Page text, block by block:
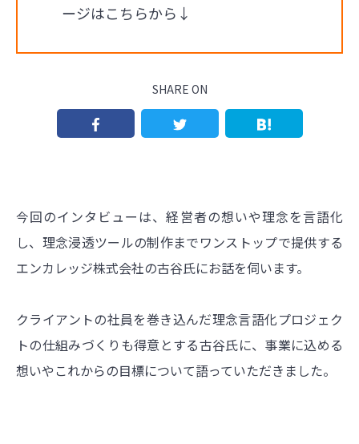
ージはこちらから↓
SHARE ON
今回のインタビューは、経営者の想いや理念を言語化
し、理念浸透ツールの制作までワンストップで提供する
エンカレッジ株式会社の古谷氏にお話を伺います。
クライアントの社員を巻き込んだ理念言語化プロジェク
トの仕組みづくりも得意とする古谷氏に、事業に込める
想いやこれからの目標について語っていただきました。